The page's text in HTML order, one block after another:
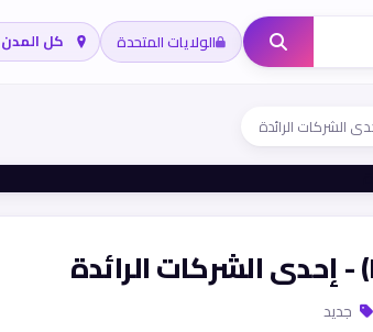
الولايات المتحدة
جديد